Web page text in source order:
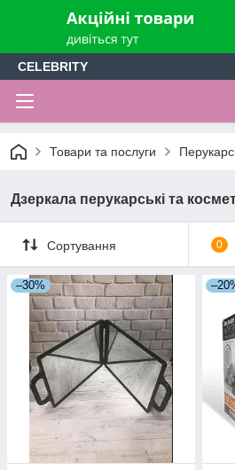
CELEBRITY
Товари та послуги
Дзеркала перукарські та
Сортування 0
–30%